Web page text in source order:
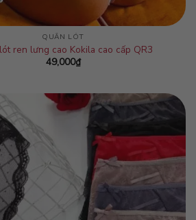
QUẦN LÓT
ren lưng cao Kokila cao cấp QR3
49,000₫